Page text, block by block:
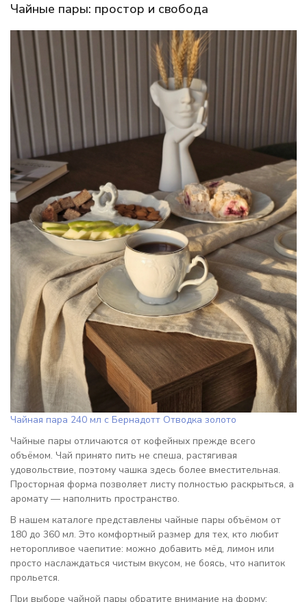
Чайные пары: простор и свобода
Чайная пара 240 мл с Бернадотт Отводка золото
Чайные пары отличаются от кофейных прежде всего
объёмом. Чай принято пить не спеша, растягивая
удовольствие, поэтому чашка здесь более вместительная.
Просторная форма позволяет листу полностью раскрыться, а
аромату — наполнить пространство.
В нашем каталоге представлены чайные пары объёмом от
180 до 360 мл. Это комфортный размер для тех, кто любит
неторопливое чаепитие: можно добавить мёд, лимон или
просто наслаждаться чистым вкусом, не боясь, что напиток
прольется.
При выборе чайной пары обратите внимание на форму: